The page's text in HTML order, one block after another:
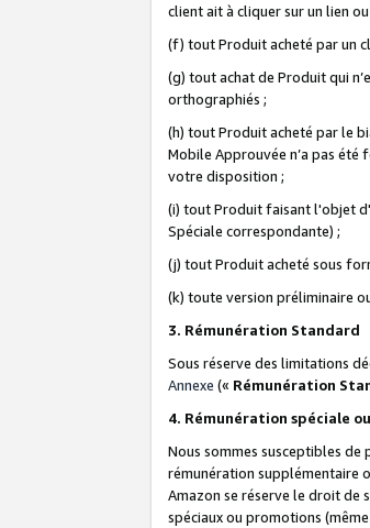
client ait à cliquer sur un lien
(f) tout Produit acheté par un
(g) tout achat de Produit qui
orthographiés ;
(h) tout Produit acheté par le
Mobile Approuvée n’a pas été
votre disposition ;
(i) tout Produit faisant l'objet
Spéciale correspondante) ;
(j) tout Produit acheté sous
(k) toute version préliminaire
3. Rémunération Standard
Sous réserve des limitations
Annexe (« Rémunération
4. Rémunération spéciale
Nous sommes susceptibles
rémunération supplémentaire
Amazon se réserve le droit de
spéciaux ou promotions